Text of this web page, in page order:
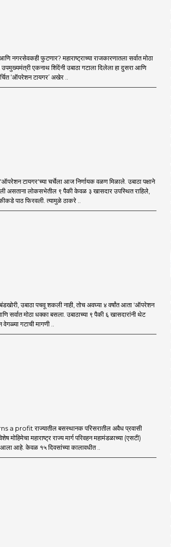
नगरसेवकही फुटणार? महाराष्ट्राच्या राजकारणातला सर्वात मोठा
एकनाथ शिंदेंनी उबाठा गटाला दिलेला हा दुसरा आणि
‘ऑपरेशन टायगर’ अखेर ..
टायगर'च्या चर्चेला आज निर्णायक वळण मिळाले. उबाठा पक्षाने
असताना लोकसभेतील ९ पैकी केवळ ३ खासदार उपस्थित राहिले,
पाठ फिरवली. त्यामुळे ठाकरे ..
उबाठा पचवू शकली नाही, तोच अवघ्या ४ वर्षांत आता 'ऑपरेशन
सर्वात मोठा धक्का बसला. उबाठाच्या ९ पैकी ६ खासदारांनी थेट
गटाची मागणी ..
profit राज्यातील बसस्थानक परिसरातील अवैध प्रवासी
मोहिमेचा महाराष्ट्र राज्य मार्ग परिवहन महामंडळाच्या (एसटी)
आहे. केवळ १५ दिवसांच्या कालावधीत ..